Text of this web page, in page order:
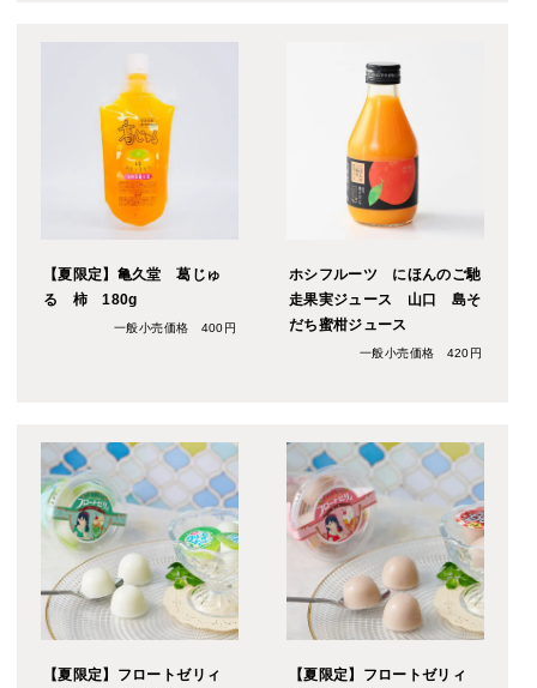
【夏限定】亀久堂 葛じゅ
る 柿 180g
一般小売価格 400円
ホシフルーツ にほんのご馳
走果実ジュース 山口 島そ
だち蜜柑ジュース
一般小売価格 420円
【夏限定】フロートゼリィ
【夏限定】フロートゼリィ